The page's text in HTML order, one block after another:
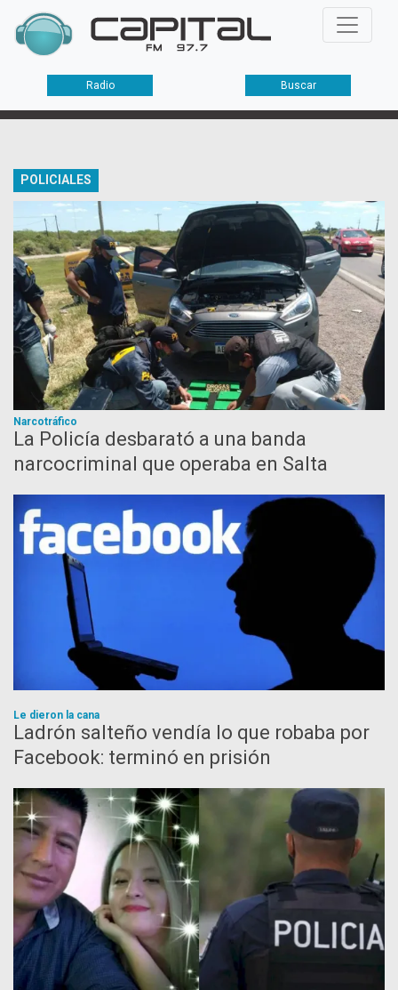
Radio Buscar
POLICIALES
Narcotráfico
La Policía desbarató a una banda
narcocriminal que operaba en Salta
Le dieron la cana
Ladrón salteño vendía lo que robaba por
Facebook: terminó en prisión